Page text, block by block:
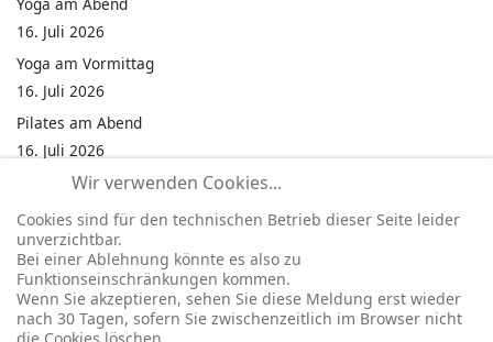
16. Juli 2026
Yoga am Vormittag
16. Juli 2026
Pilates am Abend
16. Juli 2026
Jumping Fitness Intervall
16. Juli 2026
Jumping Fitness Erwachsene
16. Juli 2026
Kinderfest in Neukirchen
16. Juli 2026
Wir verwenden Cookies...
Cookies sind für den technischen Betrieb dieser Seite leider
unverzichtbar.
Bei einer Ablehnung könnte es also zu
Funktionseinschränkungen kommen.
Wenn Sie akzeptieren, sehen Sie diese Meldung erst wieder
nach 30 Tagen, sofern Sie zwischenzeitlich im Browser nicht